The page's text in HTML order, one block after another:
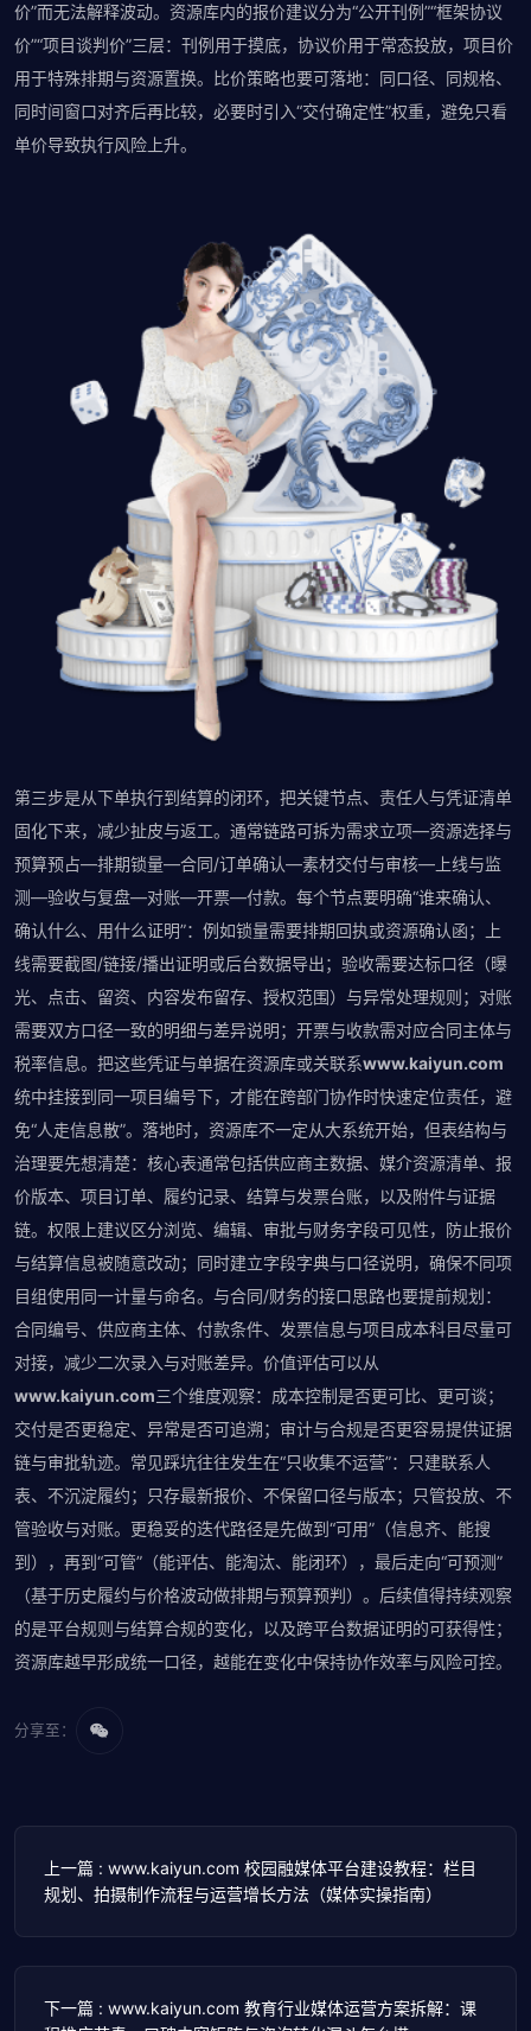
价”而无法解释波动。资源库内的报价建议分为“公开刊例”“框架协议
价”“项目谈判价”三层：刊例用于摸底，协议价用于常态投放，项目价
用于特殊排期与资源置换。比价策略也要可落地：同口径、同规格、
同时间窗口对齐后再比较，必要时引入“交付确定性”权重，避免只看
单价导致执行风险上升。
第三步是从下单执行到结算的闭环，把关键节点、责任人与凭证清单
固化下来，减少扯皮与返工。通常链路可拆为需求立项—资源选择与
预算预占—排期锁量—合同/订单确认—素材交付与审核—上线与监
测—验收与复盘—对账—开票—付款。每个节点要明确“谁来确认、
确认什么、用什么证明”：例如锁量需要排期回执或资源确认函；上
线需要截图/链接/播出证明或后台数据导出；验收需要达标口径（曝
光、点击、留资、内容发布留存、授权范围）与异常处理规则；对账
需要双方口径一致的明细与差异说明；开票与收款需对应合同主体与
税率信息。把这些凭证与单据在资源库或关联系www.kaiyun.com
统中挂接到同一项目编号下，才能在跨部门协作时快速定位责任，避
免“人走信息散”。落地时，资源库不一定从大系统开始，但表结构与
治理要先想清楚：核心表通常包括供应商主数据、媒介资源清单、报
价版本、项目订单、履约记录、结算与发票台账，以及附件与证据
链。权限上建议区分浏览、编辑、审批与财务字段可见性，防止报价
与结算信息被随意改动；同时建立字段字典与口径说明，确保不同项
目组使用同一计量与命名。与合同/财务的接口思路也要提前规划：
合同编号、供应商主体、付款条件、发票信息与项目成本科目尽量可
对接，减少二次录入与对账差异。价值评估可以从
www.kaiyun.com三个维度观察：成本控制是否更可比、更可谈；
交付是否更稳定、异常是否可追溯；审计与合规是否更容易提供证据
链与审批轨迹。常见踩坑往往发生在“只收集不运营”：只建联系人
表、不沉淀履约；只存最新报价、不保留口径与版本；只管投放、不
管验收与对账。更稳妥的迭代路径是先做到“可用”（信息齐、能搜
到），再到“可管”（能评估、能淘汰、能闭环），最后走向“可预测”
（基于历史履约与价格波动做排期与预算预判）。后续值得持续观察
的是平台规则与结算合规的变化，以及跨平台数据证明的可获得性；
资源库越早形成统一口径，越能在变化中保持协作效率与风险可控。
分享至：
上一篇 : www.kaiyun.com 校园融媒体平台建设教程：栏目
规划、拍摄制作流程与运营增长方法（媒体实操指南）
下一篇 : www.kaiyun.com 教育行业媒体运营方案拆解：课